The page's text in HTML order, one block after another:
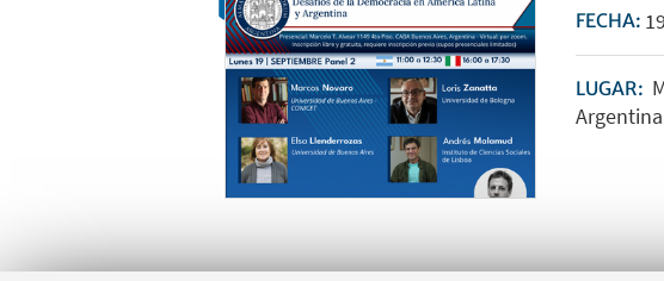
FECHA: 19
LUGAR: